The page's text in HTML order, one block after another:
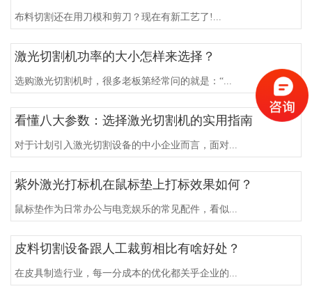
布料切割还在用刀模和剪刀？现在有新工艺了!...
激光切割机功率的大小怎样来选择？
选购激光切割机时，很多老板第经常问的就是：“...
看懂八大参数：选择激光切割机的实用指南
对于计划引入激光切割设备的中小企业而言，面对...
紫外激光打标机在鼠标垫上打标效果如何？
鼠标垫作为日常办公与电竞娱乐的常见配件，看似...
皮料切割设备跟人工裁剪相比有啥好处？
在皮具制造行业，每一分成本的优化都关乎企业的...